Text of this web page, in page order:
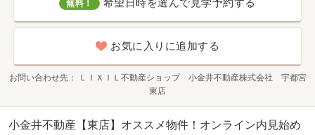
無料！ 希望日時を選んで見学予約する
お気に入りに追加する
お問い合わせ先
ＬＩＸＩＬ不動産ショップ 小金井不動産株式会社 宇都宮
東店
小金井不動産【東店】オススメ物件！オンライン内見始め